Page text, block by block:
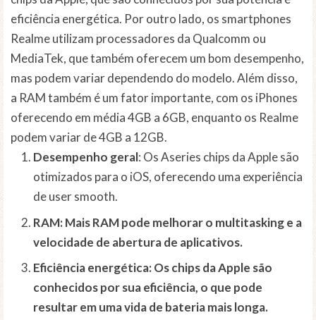
eficiência energética. Por outro lado, os smartphones
Realme utilizam processadores da Qualcomm ou
MediaTek, que também oferecem um bom desempenho,
mas podem variar dependendo do modelo. Além disso,
a RAM também é um fator importante, com os iPhones
oferecendo em média 4GB a 6GB, enquanto os Realme
podem variar de 4GB a 12GB.
Desempenho geral: Os Aseries chips da Apple são
otimizados para o iOS, oferecendo uma experiência
de user smooth.
RAM: Mais RAM pode melhorar o multitasking e a
velocidade de abertura de aplicativos.
Eficiência energética: Os chips da Apple são
conhecidos por sua eficiência, o que pode
resultar em uma vida de bateria mais longa.